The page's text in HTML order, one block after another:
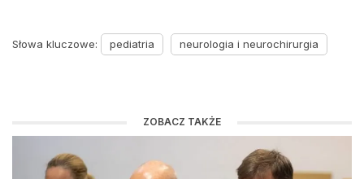
Słowa kluczowe: pediatria neurologia i neurochirurgia
ZOBACZ TAKŻE